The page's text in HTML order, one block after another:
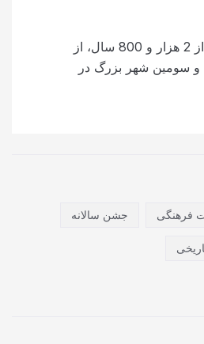
سمرقند با قدامت بیش از 2 هزار و 800 سال، از
سومین شهر بزرگ در
فرهنگی جشن سالانه